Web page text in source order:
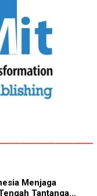
Menjaga
Tantanga…